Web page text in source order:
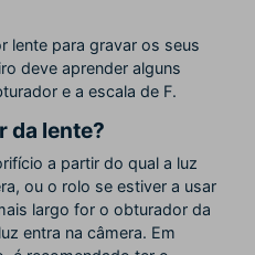
lente para gravar os seus
deve aprender alguns
e a escala de F.
da lente?
a partir do qual a luz
ou o rolo se estiver a usar
largo for o obturador da
entra na câmera. Em